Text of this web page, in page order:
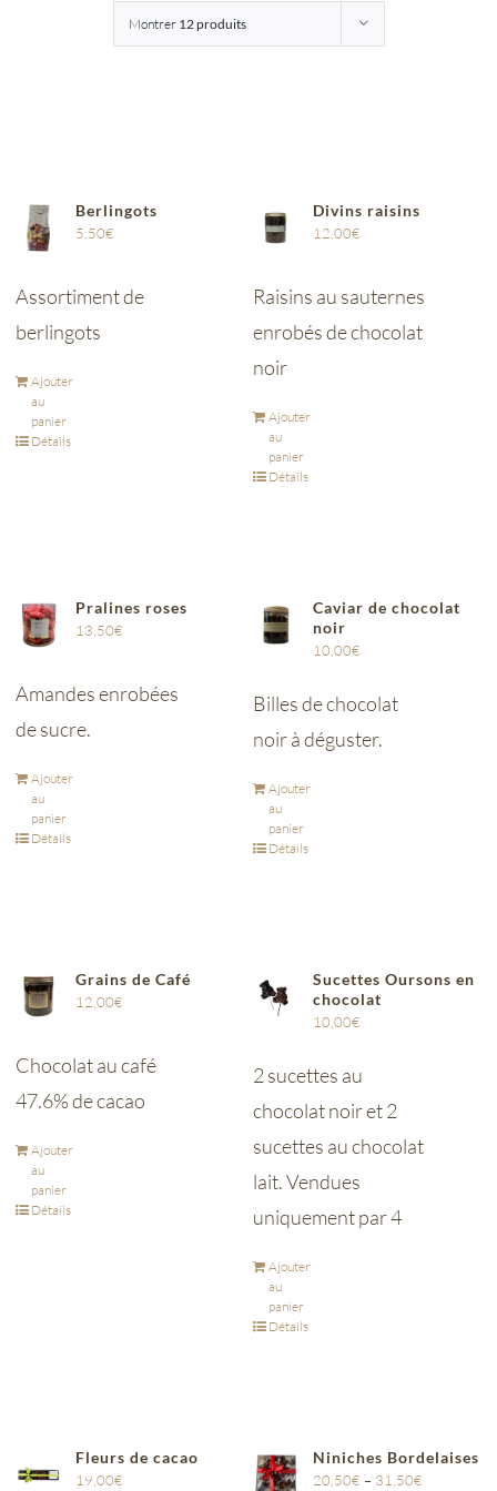
Montrer 12 produits
Berlingots
5,50€
Assortiment de
berlingots
Ajouter
au
panier
Détails
Divins raisins
12,00€
Raisins au sauternes
enrobés de chocolat
noir
Ajouter
au
panier
Détails
Pralines roses
13,50€
Amandes enrobées
de sucre.
Ajouter
au
panier
Détails
Caviar de chocolat
noir
10,00€
Billes de chocolat
noir à déguster.
Ajouter
au
panier
Détails
Grains de Café
12,00€
Chocolat au café
47.6% de cacao
Ajouter
au
panier
Détails
Sucettes Oursons en
chocolat
10,00€
2 sucettes au
chocolat noir et 2
sucettes au chocolat
lait. Vendues
uniquement par 4
Ajouter
au
panier
Détails
Fleurs de cacao
19,00€
Niniches Bordelaises
20,50€ – 31,50€